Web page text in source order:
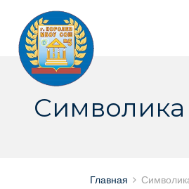
content
Главная